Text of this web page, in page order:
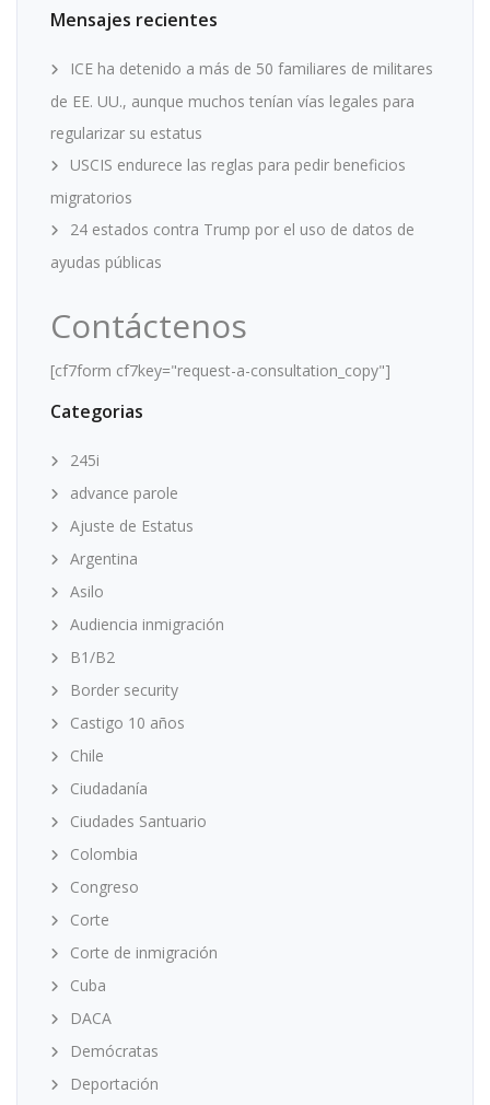
Mensajes recientes
ICE ha detenido a más de 50 familiares de militares
de EE. UU., aunque muchos tenían vías legales para
regularizar su estatus
USCIS endurece las reglas para pedir beneficios
migratorios
24 estados contra Trump por el uso de datos de
ayudas públicas
Contáctenos
[cf7form cf7key="request-a-consultation_copy"]
Categorias
245i
advance parole
Ajuste de Estatus
Argentina
Asilo
Audiencia inmigración
B1/B2
Border security
Castigo 10 años
Chile
Ciudadanía
Ciudades Santuario
Colombia
Congreso
Corte
Corte de inmigración
Cuba
DACA
Demócratas
Deportación